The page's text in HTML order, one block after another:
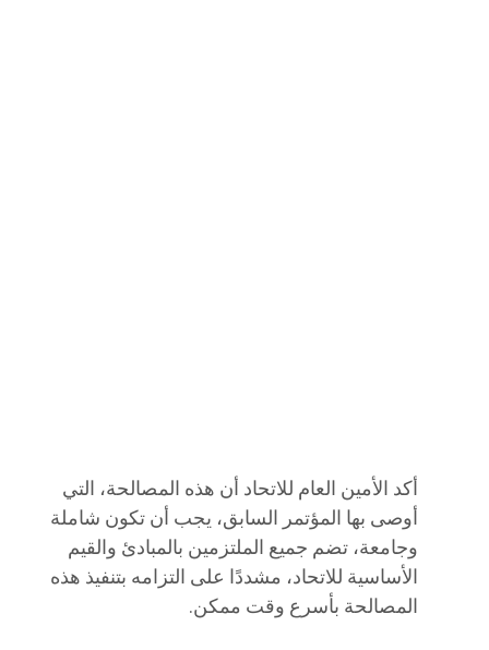
أكد الأمين العام للاتحاد أن هذه المصالحة، التي
أوصى بها المؤتمر السابق، يجب أن تكون شاملة
وجامعة، تضم جميع الملتزمين بالمبادئ والقيم
الأساسية للاتحاد، مشددًا على التزامه بتنفيذ هذه
المصالحة بأسرع وقت ممكن.